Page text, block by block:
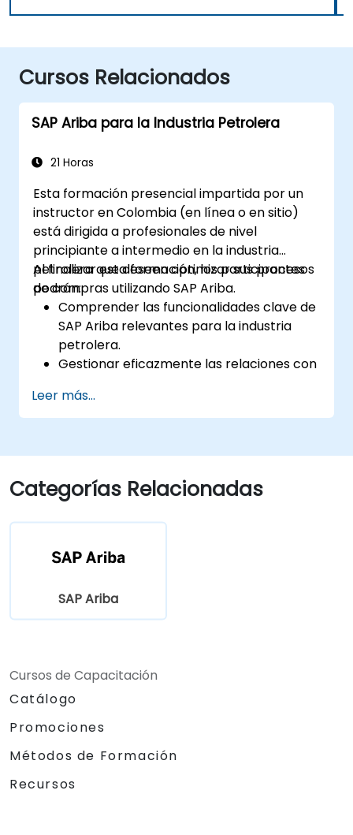
Cursos Relacionados
SAP Ariba para la Industria Petrolera
21 Horas
Esta formación presencial impartida por un
instructor en Colombia (en línea o en sitio)
está dirigida a profesionales de nivel
principiante a intermedio en la industria
petrolera que deseen optimizar sus procesos
de compras utilizando SAP Ariba.
Al finalizar esta formación, los participantes
podrán:
Comprender las funcionalidades clave de
SAP Ariba relevantes para la industria
petrolera.
Gestionar eficazmente las relaciones con
aprovisionamiento y los contratos.
Optimizar los flujos de trabajo de
normativo.
Integrar SAP Ariba con los sistemas ERP
existentes para garantizar operaciones
Leer más...
Categorías Relacionadas
SAP Ariba
Cursos de Capacitación
Catálogo
Promociones
Métodos de Formación
Recursos